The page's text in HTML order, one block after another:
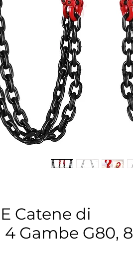
Catene di
Gambe G80, 8